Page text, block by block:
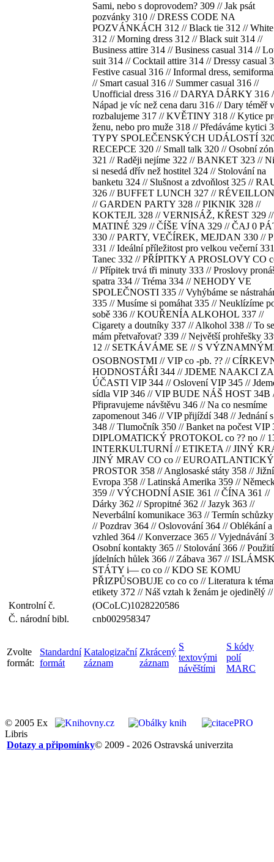
Sami, nebo s doprovodem? 309 // Jak psát
pozvánky 310 // DRESS CODE NA
POZVÁNKÁCH 312 // Black tie 312 //
312 // Morning dress 312 // Black suit 314 //
Business attire 314 // Business casual 314 //
suit 314 // Cocktail attire 314 // Dressy casual
Festive casual 316 // Informal dress,
// Smart casual 316 // Summer casual 316 //
Unofficial dress 316 // DARYA DÁRKY 316
Nápad je víc než cena daru 316 // Dary téměř
rozbalujeme 317 // KVĚTINY 318 // Kytice
ženu, nebo pro muže 318 // Předáváme kytici
TYPY SPOLEČENSKÝCH UDÁLOSTÍ
RECEPCE 320 // Small talk 320 // Osobní
321 // Raději nejíme 322 // BANKET 323 //
si nesedá dřív než hostitel 324 // Stolování na
banketu 324 // Slušnost a zdvoňlost 325 //
326 // BUFFET LUNCH 327 //
// GARDEN PARTY 328 // PIKNIK 328 //
KOKTEJL 328 // VERNISÁŽ, KŘEST 329 //
MATINÉ 329 // ČÍŠE VÍNA 329 // ČAJ 0
330 // PARTY, VEČÍREK, MEJDAN 330 //
331 // Ideální příležitost pro velkou večerní
Tanec 332 // PŘÍPITKY A PROSLOVY CO
// Přípitek trvá tři minuty 333 // Proslovy
spatra 334 // Tréma 334 // NEHODY VE
SPOLEČNOSTI 335 // Vyhýbáme se
335 // Musíme si pomáhat 335 // Neuklízíme
sobě 336 // KOUŘENÍA ALKOHOL 337 //
Cigarety a doutníky 337 // Alkohol 338 // To se
mám přetvařovat? 339 // Největší prohřešky
12 // SETKÁVÁME SE // S
OSOBNOSTMI // VIP co -pb. ?? //
HODNOSTÁŘI 344 // JDEME NAAKCI ZA
ÚČASTI VIP 344 // Oslovení VIP 345 //
sídla VIP 346 // VIP BUDE NÁŠ HOST 34B
Připravujeme návštěvu 346 // Na co nesmíme
zapomenout 346 // VIP přijíždí 348 // Jednání
348 // Tlumočník 350 // Banket na počest VIP
DIPLOMATICKÝ PROTOKOL co ?? no //
INTERKULTURNÍ // ETIKETA // JINÝ
JINÝ MRAV CO co // EUROATLANTICKÝ
PROSTOR 358 // Anglosaské státy 358 // Jižní
Evropa 358 // Latinská Amerika 359 //
359 // VÝCHODNÍ ASIE 361 // ČÍNA 361 //
Dárky 362 // Spropitné 362 // Jazyk 363 //
Neverbální komunikace 363 // Termín
// Pozdrav 364 // Oslovování 364 // Oblékání a
vzhled 364 // Konverzace 365 // Vyjednávání
Osobní kontakty 365 // Stolování 366 // Použití
jídelních hůlek 366 // Zábava 367 //
STÁTY i— co co // KDO SE KOMU
PŘIZPŮSOBUJE co co co // Literatura k
etikety 372 // Náš vztah k ženám je ojedinělý
Kontrolní č.
(OCoLC)1028220586
Č. národní bibl.
cnb002958347
Zvolte
formát:
Standardní
formát
Katalogizační
záznam
Zkrácený
záznam
S
textovými
návěštími
S kódy
polí
MARC
© 2005 Ex
Libris
© 2009 - 2026 Ostravská univerzita
Dotazy a připomínky